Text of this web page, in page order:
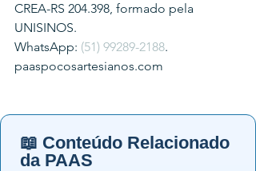
CREA-RS 204.398, formado pela
UNISINOS.
WhatsApp: (51) 99289-2188.
paaspocosartesianos.com
📖 Conteúdo Relacionado
da PAAS